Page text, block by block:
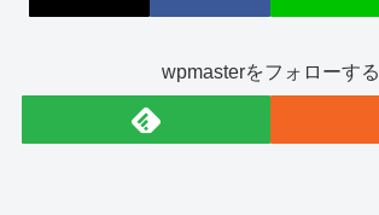
wpmasterをフォローする